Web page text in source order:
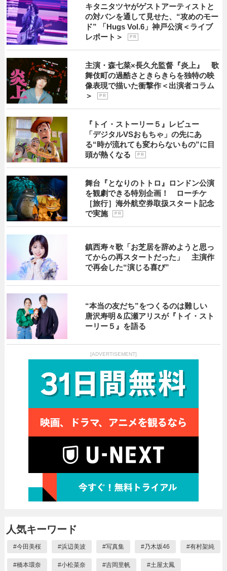
キタニタツヤがゲストアーティストと
の対バンを通して見せた、“攻めのモー
ド” 「Hugs Vol.6」神戸公演＜ライブ
レポート＞
P R
主演・森七菜×長久允監督『炎上』 歌
舞伎町の過酷さときらきらを独特の映
像表現で描いた衝撃作＜出演者コラム
＞
P R
『トイ・ストーリー５』レビュー
「デジタルVSおもちゃ」の先にあ
る“時が流れても変わらないもの”に目
頭が熱くなる
P R
舞台『となりのトトロ』ロンドン公演
を観劇できる特別企画！ ローチケ
［旅行］海外航空券取扱スタート記念
で実施
P R
鎮西寿々歌「お芝居を辞めようと思っ
てからの再スタートだった」 主演作
で再会した“演じる喜び”
“本当の友だち”をつくるのは難しい
唐沢寿明＆広瀬アリスが『トイ・スト
ーリー５』を語る
[ADVERTISEMENT]
人気キーワード
#今田美桜 #浜辺美波 #写真集 #乃木坂46 #有村架純
#橋本環奈 #小松菜奈 #吉岡里帆 #土屋太鳳